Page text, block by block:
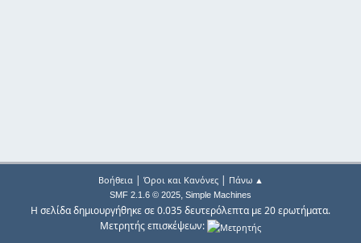
Βοήθεια| Όροι και Κανόνες| Πάνω ▲
SMF 2.1.6 © 2025, Simple Machines
Η σελίδα δημιουργήθηκε σε 0.035 δευτερόλεπτα με 20 ερωτήματα.
Μετρητής επισκέψεων: